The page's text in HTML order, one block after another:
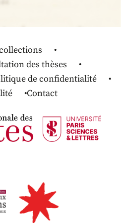
des thèses
de confidentialité
Contact